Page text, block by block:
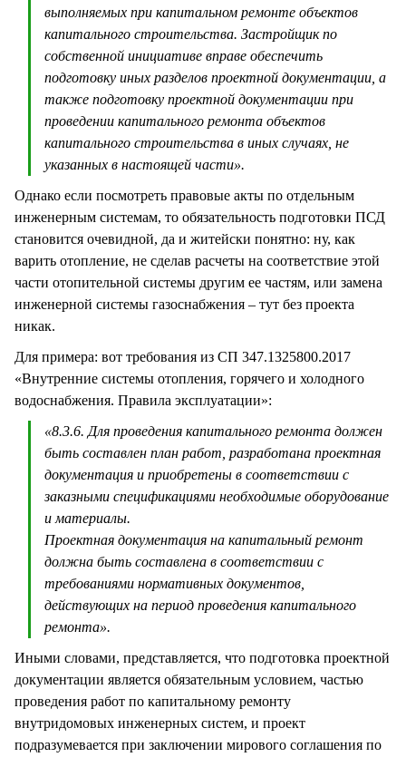
выполняемых при капитальном ремонте объектов
капитального строительства. Застройщик по
собственной инициативе вправе обеспечить
подготовку иных разделов проектной документации, а
также подготовку проектной документации при
проведении капитального ремонта объектов
капитального строительства в иных случаях, не
указанных в настоящей части».
Однако если посмотреть правовые акты по отдельным
инженерным системам, то обязательность подготовки ПСД
становится очевидной, да и житейски понятно: ну, как
варить отопление, не сделав расчеты на соответствие этой
части отопительной системы другим ее частям, или замена
инженерной системы газоснабжения – тут без проекта
никак.
Для примера: вот требования из СП 347.1325800.2017
«Внутренние системы отопления, горячего и холодного
водоснабжения. Правила эксплуатации»:
«8.3.6. Для проведения капитального ремонта должен
быть составлен план работ, разработана проектная
документация и приобретены в соответствии с
заказными спецификациями необходимые оборудование
и материалы.
Проектная документация на капитальный ремонт
должна быть составлена в соответствии с
требованиями нормативных документов,
действующих на период проведения капитального
ремонта».
Иными словами, представляется, что подготовка проектной
документации является обязательным условием, частью
проведения работ по капитальному ремонту
внутридомовых инженерных систем, и проект
подразумевается при заключении мирового соглашения по